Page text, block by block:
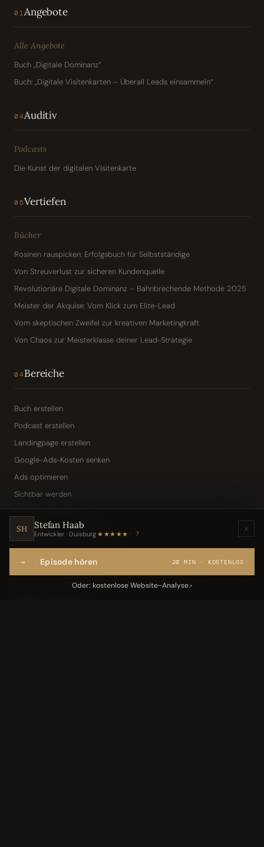
01 Angebote
Alle Angebote
Buch „Digitale Dominanz“
Buch: „Digitale Visitenkarten – Überall Leads einsammeln“
04Auditiv
Podcasts
Die Kunst der digitalen Visitenkarte
05Vertiefen
Bücher
Rosinen rauspicken: Erfolgsbuch für Selbstständige
Von Streuverlust zur sicheren Kundenquelle
Revolutionäre Digitale Dominanz – Bahnbrechende Methode 2025
Meister der Akquise: Vom Klick zum Elite-Lead
Vom skeptischen Zweifel zur kreativen Marketingkraft
Von Chaos zur Meisterklasse deiner Lead-Strategie
04Bereiche
Buch erstellen
Podcast erstellen
Landingpage erstellen
Google-Ads-Kosten senken
Ads optimieren
Sichtbar werden
Digitale Visitenkarte
KI-Assistent (Toni · Jarvis)
Webseite per Sprache
SH Stefan Haab
Entwickler · Duisburg·★★★★★ 7
→ Episode hören 20 MIN · KOSTENLOS
Oder: kostenlose Website-Analyse↗